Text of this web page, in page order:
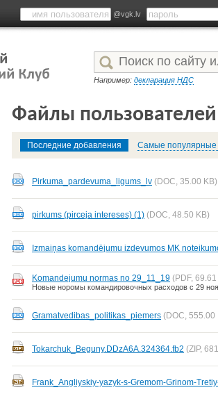
@vgk.lv
Например: декларация НДС
Файлы пользователей
Последние добавления Самые популярные
Pirkuma_pardevuma_ligums_lv (DOC, 35.00 KB)
pirkums (pirceja intereses) (1) (DOC, 48.50 KB)
Izmaiņas komandējumu izdevumos MK
Komandejumu normas no 29_11_19 (PDF, 69.61
Новые норомы командировочных расходов с 29
Gramatvedibas_politikas_piemers (DOC, 555.00
Tokarchuk_Beguny.DDzA6A.324364.fb2 (ZIP,
Frank_Angliyskiy-yazyk-s-Gremom-Grinom-